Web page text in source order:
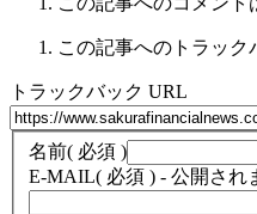
この記事へのトラック
トラックバック URL
名前( 必須 )
E-MAIL( 必須 ) - 公開され